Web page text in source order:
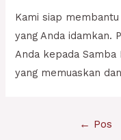
Kami siap
yang Anda idamkan.
Anda kepada
yang memuaskan
← Pos